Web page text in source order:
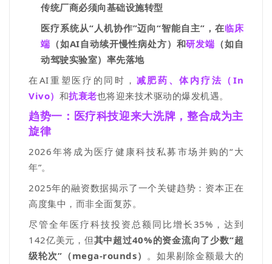
传统厂商必须向基础设施转型
医疗系统从“人机协作”迈向“智能自主”，在临床
端 （如AI自动续开慢性病处方）和研发端 （如自
动驾驶实验室）率先落地
在 AI重塑 医疗的同时， 减肥药、体内疗法（In
Vivo） 和抗衰老也将迎来技术驱动的爆发机遇。
趋势一：医疗科技迎来大洗牌，整合成为主
旋律
2026年将成为医疗健康科技私募市场并购的“ 大
年”。
2025年的融资数据揭示了一个关键趋势：资本正在
高度集中，而非全面复苏。
尽管全年医疗科技投资总额同比增长35% ，达到
142亿美元，但其中超过40%的资金流向了少数“超
级轮次” （mega-rounds） 。如果剔除金额最大的